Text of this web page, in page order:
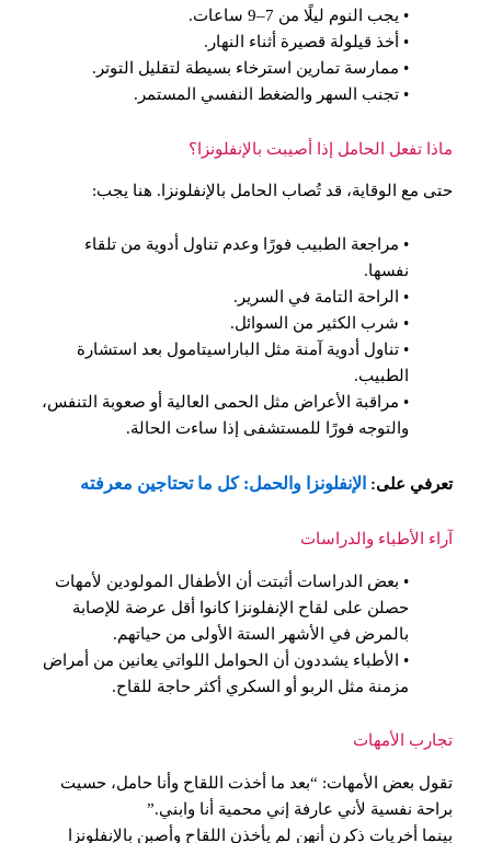
• يجب النوم ليلًا من 7–9 ساعات.
• أخذ قيلولة قصيرة أثناء النهار.
• ممارسة تمارين استرخاء بسيطة لتقليل التوتر.
• تجنب السهر والضغط النفسي المستمر.
ماذا تفعل الحامل إذا أصيبت بالإنفلونزا؟
حتى مع الوقاية، قد تُصاب الحامل بالإنفلونزا. هنا يجب:
• مراجعة الطبيب فورًا وعدم تناول أدوية من تلقاء
نفسها.
• الراحة التامة في السرير.
• شرب الكثير من السوائل.
• تناول أدوية آمنة مثل الباراسيتامول بعد استشارة
الطبيب.
• مراقبة الأعراض مثل الحمى العالية أو صعوبة التنفس،
والتوجه فورًا للمستشفى إذا ساءت الحالة.
تعرفي على: الإنفلونزا والحمل: كل ما تحتاجين معرفته
آراء الأطباء والدراسات
• بعض الدراسات أثبتت أن الأطفال المولودين لأمهات
حصلن على لقاح الإنفلونزا كانوا أقل عرضة للإصابة
بالمرض في الأشهر الستة الأولى من حياتهم.
• الأطباء يشددون أن الحوامل اللواتي يعانين من أمراض
مزمنة مثل الربو أو السكري أكثر حاجة للقاح.
تجارب الأمهات
تقول بعض الأمهات: “بعد ما أخذت اللقاح وأنا حامل، حسيت
براحة نفسية لأني عارفة إني محمية أنا وابني.”
بينما أخريات ذكرن أنهن لم يأخذن اللقاح وأصبن بالإنفلونزا